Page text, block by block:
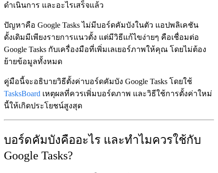
ดำเนินการ และอะไรเสร็จแล้ว
ปัญหาคือ Google Tasks ไม่มีบอร์ดคัมบังในตัว แอปพลิเคชัน
ดั้งเดิมมีเพียงรายการแนวตั้ง แต่มีวิธีแก้ไขง่ายๆ คือเชื่อมต่อ
Google Tasks กับเครื่องมือที่เพิ่มเลเยอร์ภาพให้คุณ โดยไม่ต้อง
ย้ายข้อมูลทั้งหมด
คู่มือนี้จะอธิบายวิธีตั้งค่าบอร์ดคัมบัง Google Tasks โดยใช้
TasksBoard เหตุผลที่ควรเพิ่มบอร์ดภาพ และวิธีใช้การตั้งค่าใหม่
นี้ให้เกิดประโยชน์สูงสุด
บอร์ดคัมบังคืออะไร และทำไมควรใช้กับ
Google Tasks?